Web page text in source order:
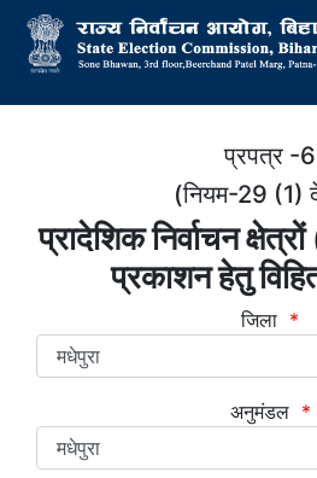
प्रपत्र -6
(नियम-29 (1)
प्रादेशिक निर्वाचन
प्रकाशन हेतु
जिला *
अनुमंडल *